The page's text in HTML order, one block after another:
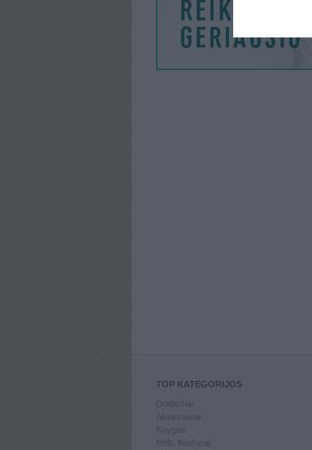
TOP KATEGORIJOS
Knygos
Mob. telefonai